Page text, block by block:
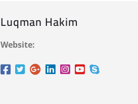
Luqman Hakim
Website: